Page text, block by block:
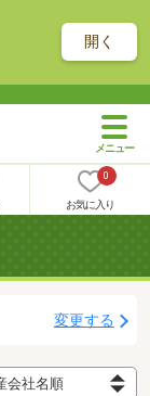
開く
0
お気に入り
変更する